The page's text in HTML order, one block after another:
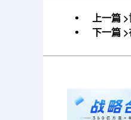
上一篇 >
下一篇 >